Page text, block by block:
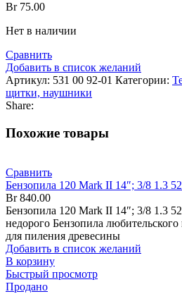
Br75.00
Нет в наличии
Сравнить
Добавить в список желаний
Артикул: 531 00 92-01 Категории:
щитки, наушники
Share:
Похожие товары
Сравнить
Бензопила 120 Mark II 14″; 3/8 1.3
Br840.00
Бензопила 120 Mark II 14″; 3/8 1.3
недорого Бензопила любительского
для пиления древесины
Добавить в список желаний
В корзину
Быстрый просмотр
Продано